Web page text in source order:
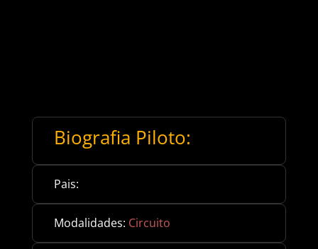
Biografia Piloto:
Pais:
Modalidades: Circuito